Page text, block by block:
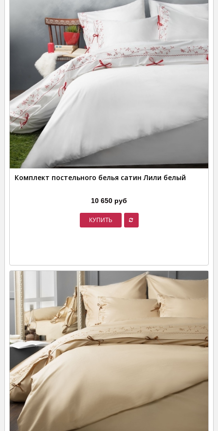
Комплект постельного белья сатин Лили белый
10 650 руб
КУПИТЬ